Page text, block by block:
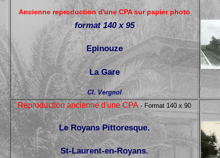
Ancienne reproduction d'une CPA sur papier photo
format 140 x 95
Epinouze
La Gare
Cl. Vergnol
Reproduction ancienne d'une CPA - Format 140 x 90
Le Royans Pittoresque.
St-Laurent-en-Royans.